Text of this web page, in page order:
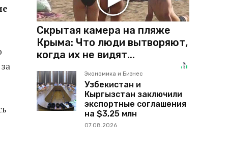
Скрытая камера на пляже
Крыма: Что люди вытворяют,
когда их не видят...
Экономика и Бизнес
Узбекистан и
Кыргызстан заключили
экспортные соглашения
на $3,25 млн
07.08.2026